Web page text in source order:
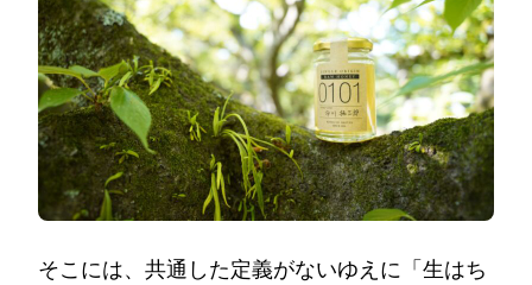
そこには、共通した定義がないゆえに「生はち